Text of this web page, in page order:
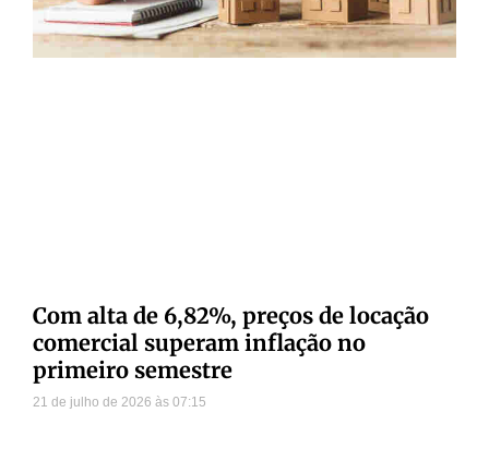
Com alta de 6,82%, preços de locação
comercial superam inflação no
primeiro semestre
21 de julho de 2026 07:15